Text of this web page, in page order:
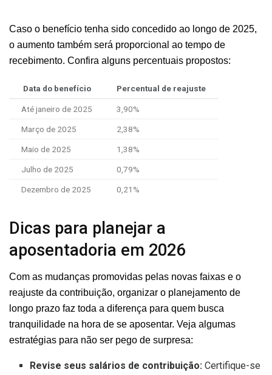
Caso o benefício tenha sido concedido ao longo de 2025,
o aumento também será proporcional ao tempo de
recebimento. Confira alguns percentuais propostos:
Data do benefício Percentual de reajuste
Até janeiro de 2025 3,90%
Março de 2025 2,38%
Maio de 2025 1,38%
Julho de 2025 0,79%
Dezembro de 2025 0,21%
Dicas para planejar a
aposentadoria em 2026
Com as mudanças promovidas pelas novas faixas e o
reajuste da contribuição, organizar o planejamento de
longo prazo faz toda a diferença para quem busca
tranquilidade na hora de se aposentar. Veja algumas
estratégias para não ser pego de surpresa:
Revise seus salários de contribuição: Certifique-se